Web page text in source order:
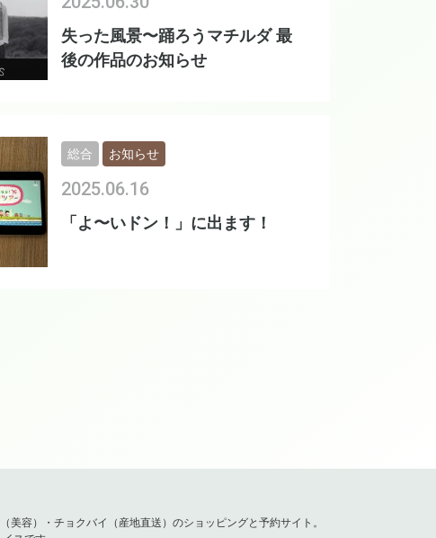
失った風景〜踊ろうマチルダ 最
後の作品のお知らせ
「よ〜いドン！」に出ます！
2025.06.16
総合 お知らせ
容）・チョクバイ（産地直送）のショッピングと予約サイト。